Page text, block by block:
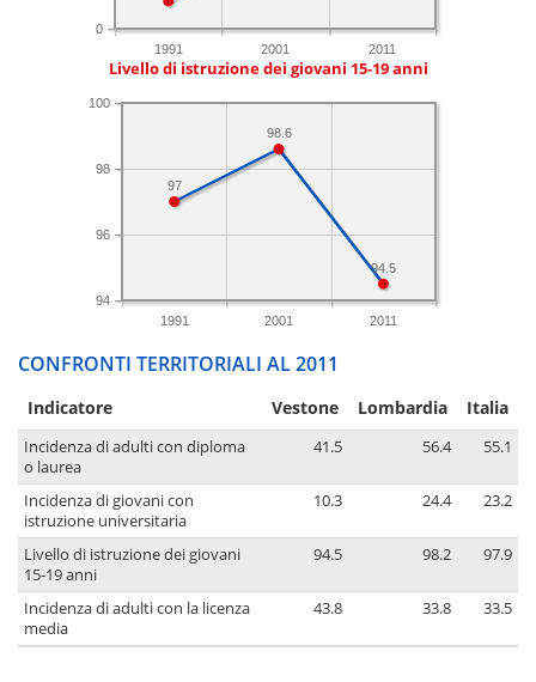
1991 2001 2011
0
Livello di istruzione dei giovani 15-19 anni
1991 2001 2011
94
96
98
100
94.5
98.6
97
CONFRONTI TERRITORIALI AL 2011
Indicatore Vestone Lombardia Italia
Incidenza di adulti con diploma
o laurea
41.5 56.4 55.1
Incidenza di giovani con
istruzione universitaria
10.3 24.4 23.2
Livello di istruzione dei giovani
15-19 anni
94.5 98.2 97.9
Incidenza di adulti con la licenza
media
43.8 33.8 33.5